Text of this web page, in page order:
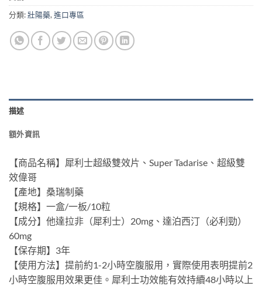
分類:壯陽藥, 進口專區
描述
額外資訊
【商品名稱】犀利士超級雙效片、Super Tadarise、超級雙
效偉哥
【產地】桑瑞制藥
【規格】一盒/一板/10粒
【成分】他達拉非（犀利士）20mg、達泊西汀（必利勁）
60mg
【保存期】3年
【使用方法】提前約1-2小時空腹服用，實際使用表明提前2
小時空腹服用效果更佳。犀利士功效能有效持續48小時以上